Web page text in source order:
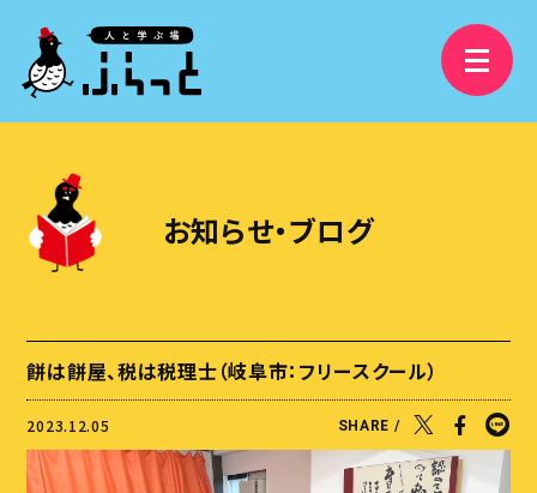
精華学園高等学校 岐阜校
フリースクールふらっと
ふらっと横丁
視察受け入れ・研修、講演依頼
大人の語りBAR
ふらっとファンクラブ
お知らせ・ブログ
餅は餅屋、税は税理士（岐阜市：フリースクール）
2023.12.05 SHARE /